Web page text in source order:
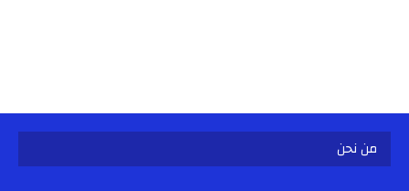
من نحن